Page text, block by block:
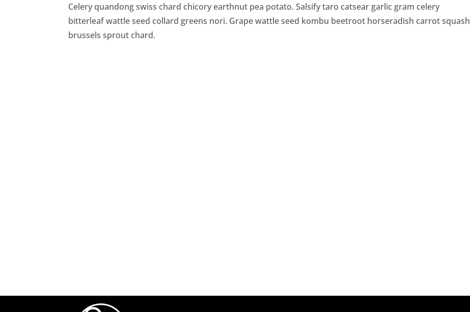
Celery quandong swiss chard chicory earthnut pea potato. Salsify taro catsear garlic gram celery
bitterleaf wattle seed collard greens nori. Grape wattle seed kombu beetroot horseradish carrot squash
brussels sprout chard.